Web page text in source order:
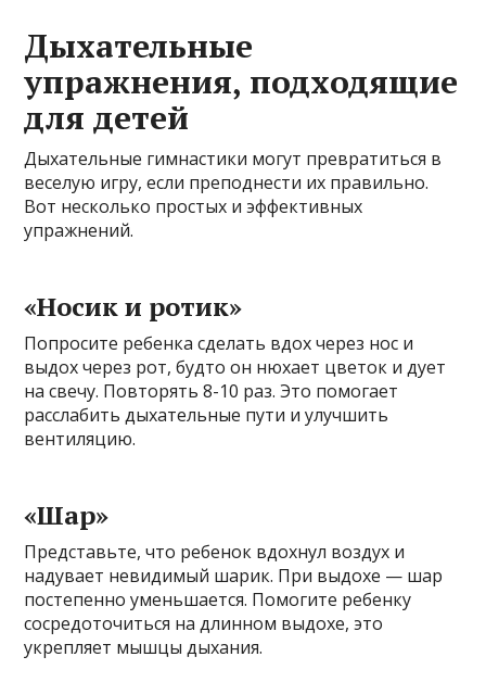
Дыхательные
упражнения, подходящие
для детей
Дыхательные гимнастики могут превратиться в
веселую игру, если преподнести их правильно.
Вот несколько простых и эффективных
упражнений.
«Носик и ротик»
Попросите ребенка сделать вдох через нос и
выдох через рот, будто он нюхает цветок и дует
на свечу. Повторять 8-10 раз. Это помогает
расслабить дыхательные пути и улучшить
вентиляцию.
«Шар»
Представьте, что ребенок вдохнул воздух и
надувает невидимый шарик. При выдохе — шар
постепенно уменьшается. Помогите ребенку
сосредоточиться на длинном выдохе, это
укрепляет мышцы дыхания.